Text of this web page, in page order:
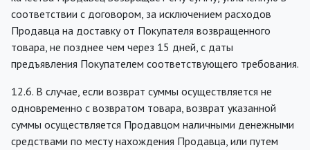
соответствии с договором, за исключением расходов
Продавца на доставку от Покупателя возвращенного
товара, не позднее чем через 15 дней, с даты
предъявления Покупателем соответствующего требования.
12.6. В случае, если возврат суммы осуществляется не
одновременно с возвратом товара, возврат указанной
суммы осуществляется Продавцом наличными денежными
средствами по месту нахождения Продавца, или путем